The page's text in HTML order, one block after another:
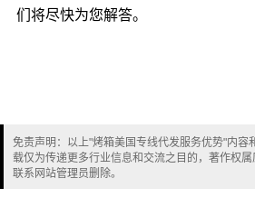
们将尽快为您解答。
免责声明：以上"烤箱美国专线代发服务优势"内容
载仅为传递更多行业信息和交流之目的，著作权
联系网站管理员删除。